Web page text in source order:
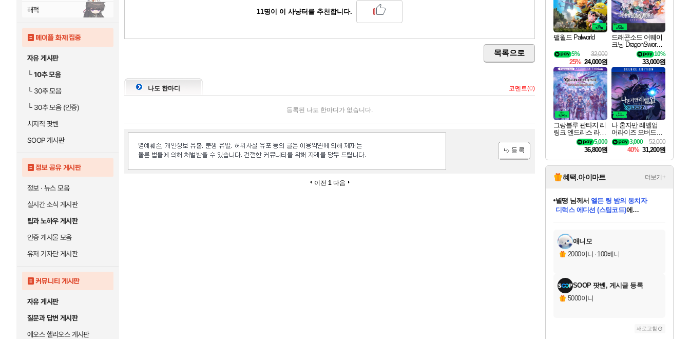
해적
메이플 화제 집중
자유 게시판
└10추 모음
└30추 모음
└30추 모음 (인증)
치지직 팟벤
SOOP 게시판
정보 공유 게시판
정보 · 뉴스 모음
실시간 소식 게시판
팁과 노하우 게시판
인증 게시물 모음
유저 기자단 게시판
커뮤니티 게시판
자유 게시판
질문과 답변 게시판
에오스 핼리오스 게시판
11명이 이 사냥터를 추천합니다.
목록으로
나도 한마디 코멘트(0)
등록된 나도 한마디가 없습니다.
이전 1 다음
팰월드 Palworld
32,000
5%
25% 24,000원
드래곤소드 어웨이
크닝 DragonSword A
10%
33,000원
그랑블루 판타지 리
링크 엔드리스 라그
나로크 업그레이드
킷 Granblue Fantasy
Relink Endless Ragn
arok Upgrade Kit DL
C
5,000
36,800원
나 혼자만 레벨업
어라이즈 오버드라
이브 디럭스 에디션
Solo Leveling Arise
Overdrive Deluxe Edi
tion
52,000
3,000
40% 31,200원
혜택.아이마트 더보기+
교환.
별땡 님께서 엘든 링 밤의 통치자
디럭스 에디션 (스팀코드)에
당첨되셨습니다.
당첨되셨습니다.
당첨되셨습니다.
당첨되셨습니다.
당첨되셨습니다.
당첨되셨습니다.
에디션 (스팀코드)
당첨되셨습니다.
애니모
2000이니 · 100베니
SOOP 팟벤, 게시글 등록
5000이니
새로고침